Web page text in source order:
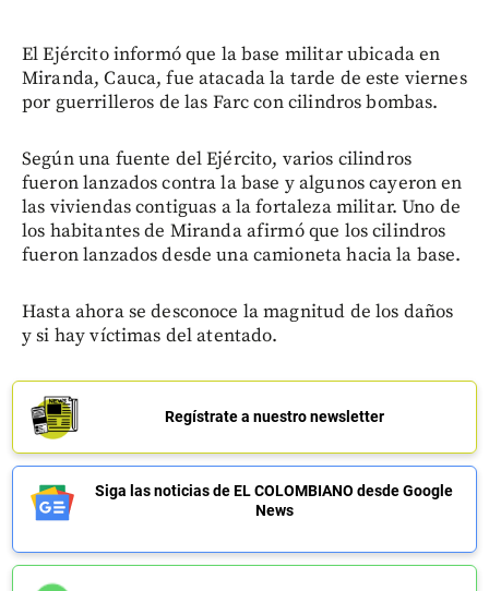
El Ejército informó que la base militar ubicada en
Miranda, Cauca, fue atacada la tarde de este viernes
por guerrilleros de las Farc con cilindros bombas.
Según una fuente del Ejército, varios cilindros
fueron lanzados contra la base y algunos cayeron en
las viviendas contiguas a la fortaleza militar. Uno de
los habitantes de Miranda afirmó que los cilindros
fueron lanzados desde una camioneta hacia la base.
Hasta ahora se desconoce la magnitud de los daños
y si hay víctimas del atentado.
Regístrate a nuestro newsletter
Siga las noticias de EL COLOMBIANO desde Google
News